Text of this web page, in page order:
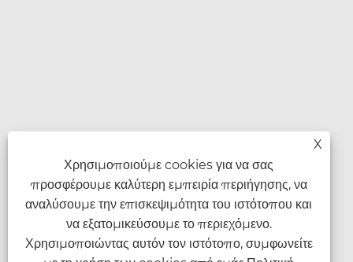
X
Χρησιμοποιούμε cookies για να σας
προσφέρουμε καλύτερη εμπειρία περιήγησης, να
αναλύσουμε την επισκεψιμότητα του ιστότοπου και
να εξατομικεύσουμε το περιεχόμενο.
Χρησιμοποιώντας αυτόν τον ιστότοπο, συμφωνείτε